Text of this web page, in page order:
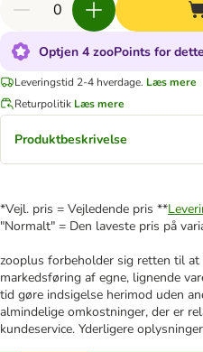
Optjen 4 zooPoints for
Leveringstid 2-4 hverdage. Læs mere
Returpolitik Læs mere
Produktbeskrivelse
*Vejl. pris = Vejledende pris **
"Normalt" = Den laveste pris på
zooplus forbeholder sig retten til
markedsføring af egne, lignende
tid gøre indsigelse herimod uden
almindelige omkostninger, der er
kundeservice. Yderligere